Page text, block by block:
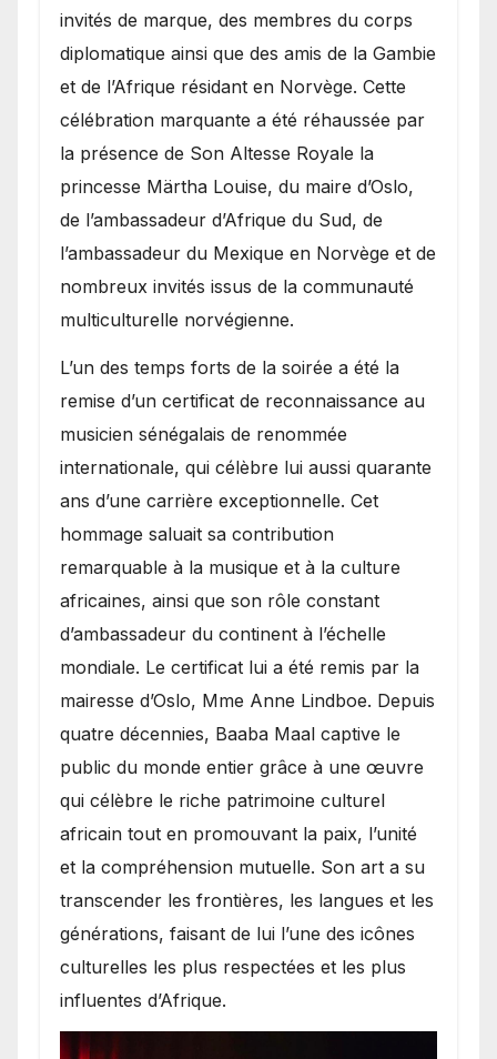
invités de marque, des membres du corps
diplomatique ainsi que des amis de la Gambie
et de l’Afrique résidant en Norvège. Cette
célébration marquante a été réhaussée par
la présence de Son Altesse Royale la
princesse Märtha Louise, du maire d’Oslo,
de l’ambassadeur d’Afrique du Sud, de
l’ambassadeur du Mexique en Norvège et de
nombreux invités issus de la communauté
multiculturelle norvégienne.
​L’un des temps forts de la soirée a été la
remise d’un certificat de reconnaissance au
musicien sénégalais de renommée
internationale, qui célèbre lui aussi quarante
ans d’une carrière exceptionnelle. Cet
hommage saluait sa contribution
remarquable à la musique et à la culture
africaines, ainsi que son rôle constant
d’ambassadeur du continent à l’échelle
mondiale. Le certificat lui a été remis par la
mairesse d’Oslo, Mme Anne Lindboe. Depuis
quatre décennies, Baaba Maal captive le
public du monde entier grâce à une œuvre
qui célèbre le riche patrimoine culturel
africain tout en promouvant la paix, l’unité
et la compréhension mutuelle. Son art a su
transcender les frontières, les langues et les
générations, faisant de lui l’une des icônes
culturelles les plus respectées et les plus
influentes d’Afrique.